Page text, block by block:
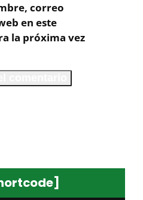
correo
en este
la próxima vez